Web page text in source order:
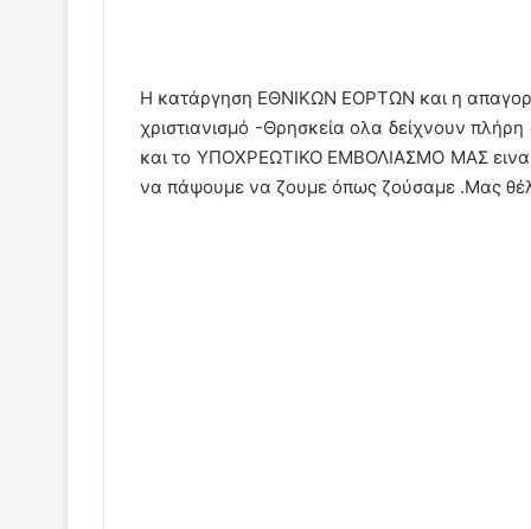
Η κατάργηση ΕΘΝΙΚΩΝ ΕΟΡΤΩΝ και η
χριστιανισμό -Θρησκεία ολα δείχνουν
και το ΥΠΟΧΡΕΩΤΙΚΟ ΕΜΒΟΛΙΑΣΜΟ ΜΑΣ
να πάψουμε να ζουμε όπως ζούσαμε .Μας